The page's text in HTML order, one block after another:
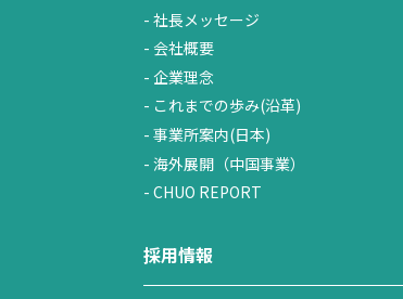
社長メッセージ
会社概要
企業理念
これまでの歩み(沿革)
事業所案内(日本)
海外展開（中国事業）
CHUO REPORT
採用情報